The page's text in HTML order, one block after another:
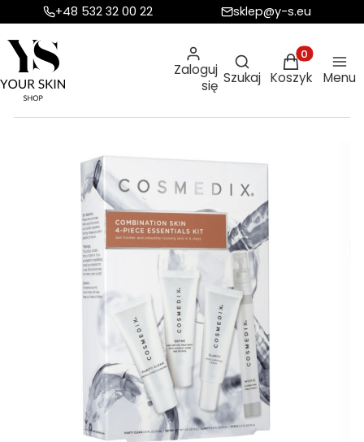
+48 532 32 00 22 sklep@y-s.eu
Zaloguj
się
Otwórz
Szukaj
Produkty w
Koszyk Menu